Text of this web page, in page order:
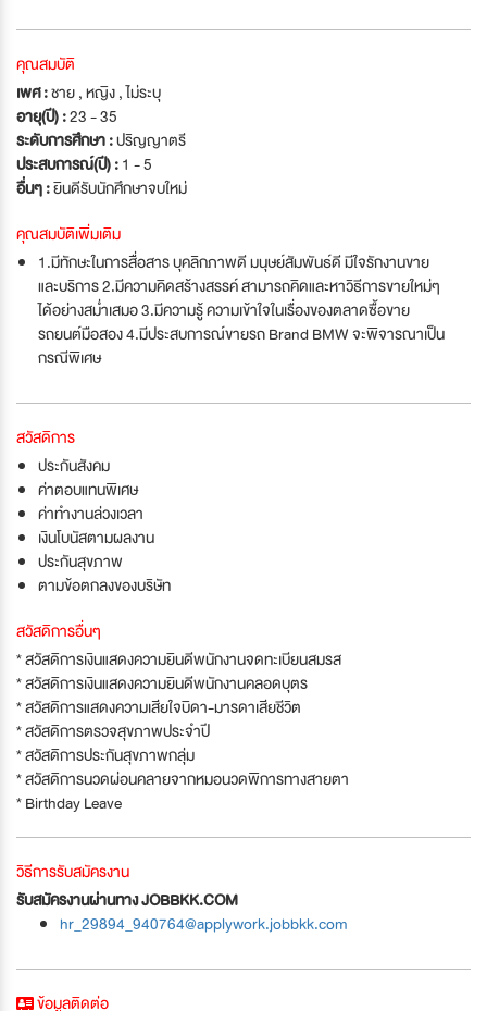
คุณสมบัติ
เพศ :ชาย , หญิง , ไม่ระบุ
อายุ(ปี) :23 - 35
ระดับการศึกษา :ปริญญาตรี
ประสบการณ์(ปี) :1 - 5
อื่นๆ :ยินดีรับนักศึกษาจบใหม่
คุณสมบัติเพิ่มเติม
1.มีทักษะในการสื่อสาร บุคลิกภาพดี มนุษย์สัมพันธ์ดี มีใจรักงานขาย
และบริการ 2.มีความคิดสร้างสรรค์ สามารถคิดและหาวิธีการขายใหม่ๆ
ได้อย่างสม่ำเสมอ 3.มีความรู้ ความเข้าใจในเรื่องของตลาดซื้อขาย
รถยนต์มือสอง 4.มีประสบการณ์ขายรถ Brand BMW จะพิจารณาเป็น
กรณีพิเศษ
สวัสดิการ
ประกันสังคม
ค่าตอบแทนพิเศษ
ค่าทำงานล่วงเวลา
เงินโบนัสตามผลงาน
ประกันสุขภาพ
ตามข้อตกลงของบริษัท
สวัสดิการอื่นๆ
* สวัสดิการเงินแสดงความยินดีพนักงานจดทะเบียนสมรส
* สวัสดิการเงินแสดงความยินดีพนักงานคลอดบุตร
* สวัสดิการแสดงความเสียใจบิดา-มารดาเสียชีวิต
* สวัสดิการตรวจสุขภาพประจำปี
* สวัสดิการประกันสุขภาพกลุ่ม
* สวัสดิการนวดผ่อนคลายจากหมอนวดพิการทางสายตา
* Birthday Leave
วิธีการรับสมัครงาน
รับสมัครงานผ่านทาง JOBBKK.COM
hr_29894_940764@applywork.jobbkk.com
ข้อมูลติดต่อ